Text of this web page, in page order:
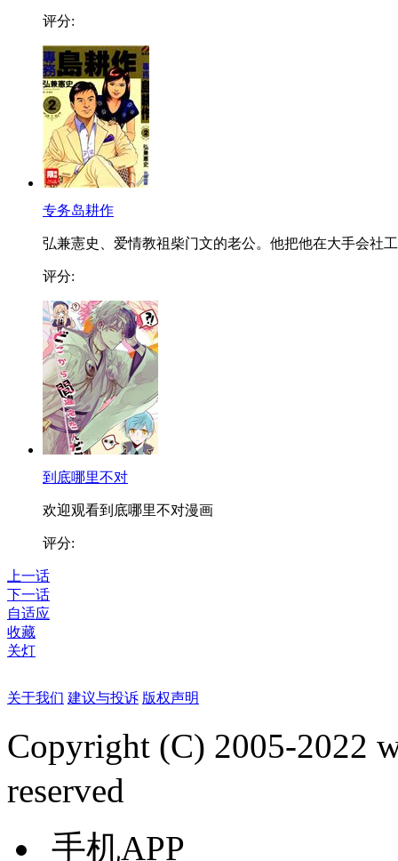
评分:
专务岛耕作
弘兼憲史、爱情教祖柴门文的老公。他把他在大手会社
评分:
到底哪里不对
欢迎观看到底哪里不对漫画
评分:
上一话
下一话
自适应
收藏
关灯
关于我们 建议与投诉 版权声明
Copyright (C) 2005-2022
reserved
手机APP